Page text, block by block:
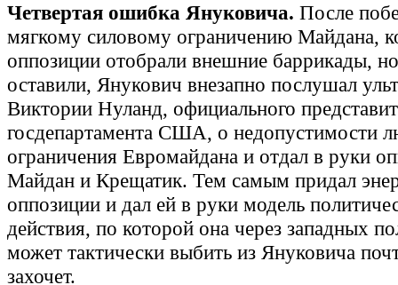
Четвертая ошибка Януковича. После
мягкому силовому ограничению Майдана,
оппозиции отобрали внешние баррикады,
оставили, Янукович внезапно послушал
Виктории Нуланд, официального
госдепартамента США, о недопустимости
ограничения Евромайдана и отдал в руки
Майдан и Крещатик. Тем самым придал
оппозиции и дал ей в руки модель
действия, по которой она через западных
может тактически выбить из Януковича
захочет.